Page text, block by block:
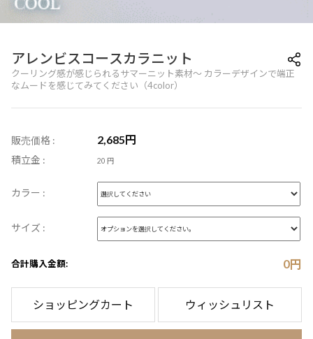
アレンビスコースカラニット
クーリング感が感じられるサマーニット素材～ カラーデザインで端正
なムードを感じてみてください（4color）
販売価格 : 2,685 円
積立金 : 20 円
カラー :
サイズ :
合計購入金額: 0円
ショッピングカート ウィッシュリスト